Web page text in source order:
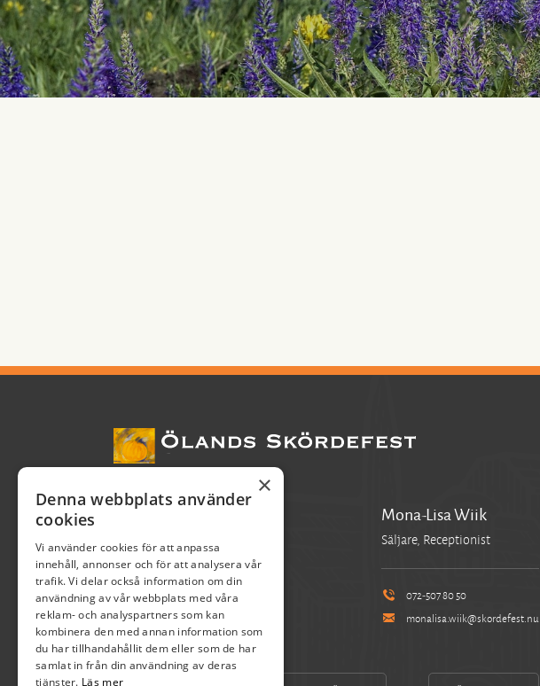
Verksamhetschef
070-390 17 04
pia.axelsson@skordefest.nu
Mona-Lisa Wiik
Säljare, Receptionist
072-507 80 50
monalisa.wiik@skordefest.nu
×
Denna webbplats använder
cookies
Vi använder cookies för att anpassa
innehåll, annonser och för att analysera vår
trafik. Vi delar också information om din
användning av vår webbplats med våra
reklam- och analyspartners som kan
kombinera den med annan information som
du har tillhandahållit dem eller som de har
samlat in från din användning av deras
tjänster. Läs mer